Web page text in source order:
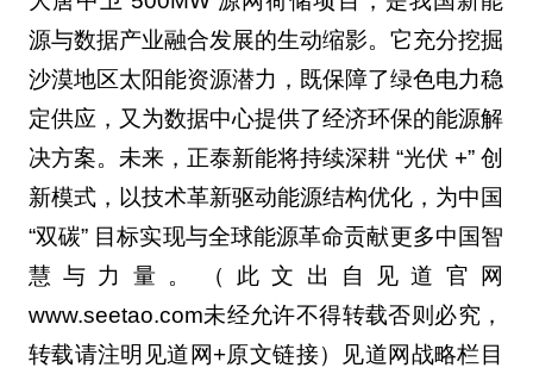
源与数据产业融合发展的生动缩影。它充分挖掘
沙漠地区太阳能资源潜力，既保障了绿色电力稳
定供应，又为数据中心提供了经济环保的能源解
决方案。未来，正泰新能将持续深耕 “光伏 +” 创
新模式，以技术革新驱动能源结构优化，为中国
“双碳” 目标实现与全球能源革命贡献更多中国智
慧与力量。（此文出自见道官网
www.seetao.com未经允许不得转载否则必究，
转载请注明见道网+原文链接）见道网战略栏目